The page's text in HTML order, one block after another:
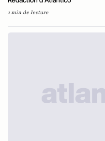
1 min de lecture